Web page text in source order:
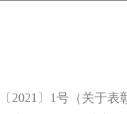
2021〕1号（关于表